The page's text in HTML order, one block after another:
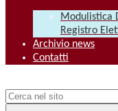
Modulistica
Registro
Archivio news
Contatti